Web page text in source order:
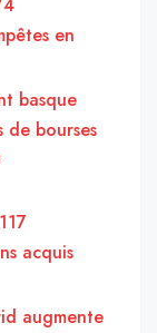
en
basque
de bourses
acquis
augmente